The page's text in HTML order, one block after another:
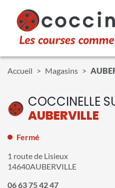
Accueil Magasins
COCCINELLE
AUBERVILLE
Fermé
1 route de Lisieux
14640AUBERVILLE
06 63 75 42 47